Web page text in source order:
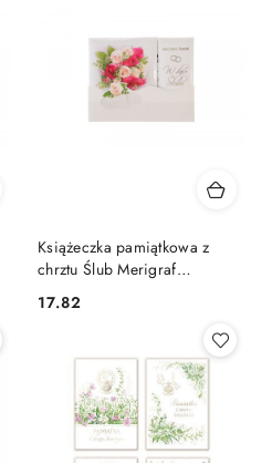
Książeczka pamiątkowa z
chrztu Ślub Merigraf
Cena:
17.82